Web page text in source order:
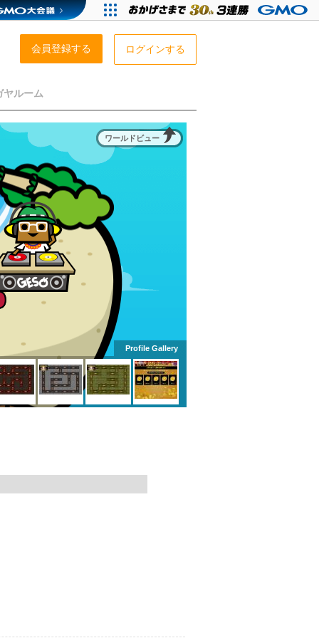
会員登録する ログインする
ヤルーム
Profile Gallery
ワールドビュー